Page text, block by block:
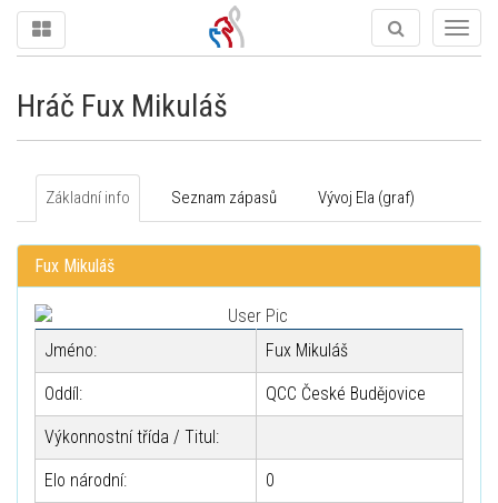
Hráč Fux Mikuláš
Základní info Seznam zápasů Vývoj Ela (graf)
Fux Mikuláš
Jméno: Fux Mikuláš
Oddíl: QCC České Budějovice
Výkonnostní třída / Titul:
Elo národní: 0